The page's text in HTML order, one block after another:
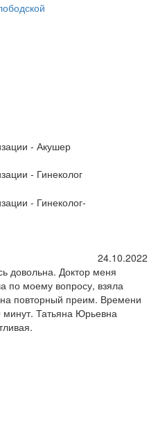
- Акушер
- Гинеколог
- Гинеколог-
24.10.2022
довольна. Доктор меня
по моему вопросу, взяла
повторный преим. Времени
Татьяна Юрьевна